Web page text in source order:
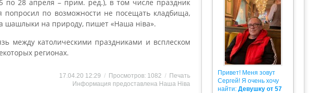
по 28 апреля – прим. ред.), в том числе праздник
по возможности не посещать кладбища,
шашлыки на природу, пишет «Наша нiва».
между католическими праздниками и всплеском
регионах.
17.04.20 12:29 / Просмотров: 1082 / Печать
Информация предоставлена Наша Ніва
Привет! Меня зовут
Сергей! Я очень хочу
найти: Девушку от 57